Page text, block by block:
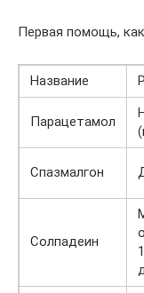
Первая помощь,
Название
Парацетамол
Спазмалгон
Солпадеин